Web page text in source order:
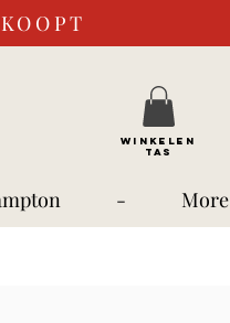
WINKELEN
TAS
- More